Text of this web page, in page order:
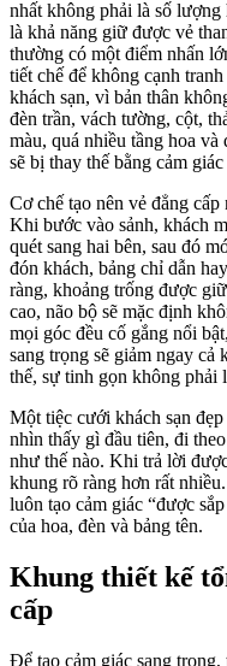
nhất không phải là số lượng
là khả năng giữ được vẻ
thường có một điểm nhấn
tiết chế để không cạnh
khách sạn, vì bản thân
đèn trần, vách tường, cột,
màu, quá nhiều tầng hoa
sẽ bị thay thế bằng cảm giác
Cơ chế tạo nên vẻ đẳng
Khi bước vào sảnh, khách
quét sang hai bên, sau đó
đón khách, bảng chỉ dẫn
ràng, khoảng trống được
cao, não bộ sẽ mặc định
mọi góc đều cố gắng nổi
sang trọng sẽ giảm ngay
thế, sự tinh gọn không phải
Một tiệc cưới khách sạn
nhìn thấy gì đầu tiên, đi
như thế nào. Khi trả lời
khung rõ ràng hơn rất
luôn tạo cảm giác “được
của hoa, đèn và bảng tên.
Khung thiết kế
cấp
Để tạo cảm giác sang